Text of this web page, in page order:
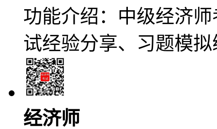
功能介绍：中级经济
试经验分享、习题模
经济师